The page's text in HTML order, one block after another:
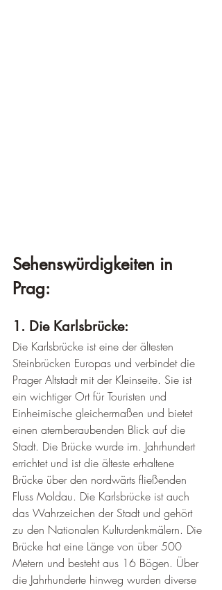
Sehenswürdigkeiten in
Prag:
1. Die Karlsbrücke:
Die Karlsbrücke ist eine der ältesten
Steinbrücken Europas und verbindet die
Prager Altstadt mit der Kleinseite. Sie ist
ein wichtiger Ort für Touristen und
Einheimische gleichermaßen und bietet
einen atemberaubenden Blick auf die
Stadt. Die Brücke wurde im. Jahrhundert
errichtet und ist die älteste erhaltene
Brücke über den nordwärts fließenden
Fluss Moldau. Die Karlsbrücke ist auch
das Wahrzeichen der Stadt und gehört
zu den Nationalen Kulturdenkmälern. Die
Brücke hat eine Länge von über 500
Metern und besteht aus 16 Bögen. Über
die Jahrhunderte hinweg wurden diverse